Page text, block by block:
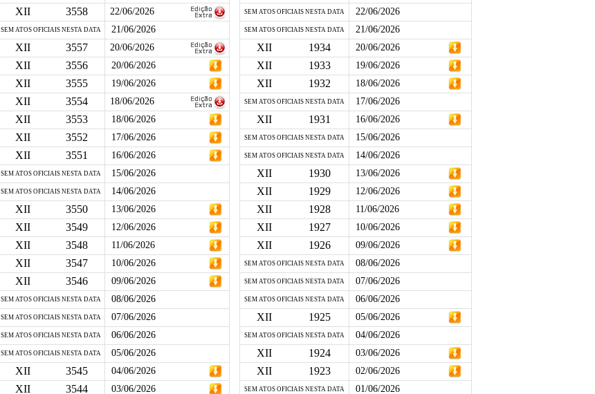
XII 3558 22/06/2026
SEM ATOS OFICIAIS NESTA DATA 21/06/2026
XII 3557 20/06/2026
XII 3556 20/06/2026
XII 3555 19/06/2026
XII 3554 18/06/2026
XII 3553 18/06/2026
XII 3552 17/06/2026
XII 3551 16/06/2026
SEM ATOS OFICIAIS NESTA DATA 15/06/2026
SEM ATOS OFICIAIS NESTA DATA 14/06/2026
XII 3550 13/06/2026
XII 3549 12/06/2026
XII 3548 11/06/2026
XII 3547 10/06/2026
XII 3546 09/06/2026
SEM ATOS OFICIAIS NESTA DATA 08/06/2026
SEM ATOS OFICIAIS NESTA DATA 07/06/2026
SEM ATOS OFICIAIS NESTA DATA 06/06/2026
SEM ATOS OFICIAIS NESTA DATA 05/06/2026
XII 3545 04/06/2026
XII 3544 03/06/2026
SEM ATOS OFICIAIS NESTA DATA 22/06/2026
SEM ATOS OFICIAIS NESTA DATA 21/06/2026
XII 1934 20/06/2026
XII 1933 19/06/2026
XII 1932 18/06/2026
SEM ATOS OFICIAIS NESTA DATA 17/06/2026
XII 1931 16/06/2026
SEM ATOS OFICIAIS NESTA DATA 15/06/2026
SEM ATOS OFICIAIS NESTA DATA 14/06/2026
XII 1930 13/06/2026
XII 1929 12/06/2026
XII 1928 11/06/2026
XII 1927 10/06/2026
XII 1926 09/06/2026
SEM ATOS OFICIAIS NESTA DATA 08/06/2026
SEM ATOS OFICIAIS NESTA DATA 07/06/2026
SEM ATOS OFICIAIS NESTA DATA 06/06/2026
XII 1925 05/06/2026
SEM ATOS OFICIAIS NESTA DATA 04/06/2026
XII 1924 03/06/2026
XII 1923 02/06/2026
SEM ATOS OFICIAIS NESTA DATA 01/06/2026